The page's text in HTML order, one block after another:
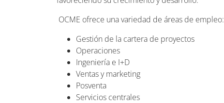
OCME ofrece una variedad de áreas de empleo:
Gestión de la cartera de proyectos
Operaciones
Ingeniería e I+D
Ventas y marketing
Posventa
Servicios centrales